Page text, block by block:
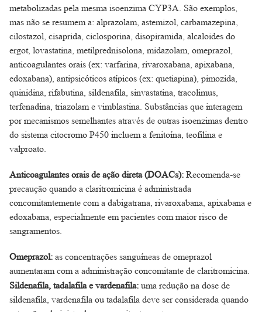
metabolizadas pela mesma isoenzima CYP3A. São exemplos,
mas não se resumem a: alprazolam, astemizol, carbamazepina,
cilostazol, cisaprida, ciclosporina, disopiramida, alcaloides do
ergot, lovastatina, metilprednisolona, midazolam, omeprazol,
anticoagulantes orais (ex: varfarina, rivaroxabana, apixabana,
edoxabana), antipsicóticos atípicos (ex: quetiapina), pimozida,
quinidina, rifabutina, sildenafila, sinvastatina, tracolimus,
terfenadina, triazolam e vimblastina. Substâncias que interagem
por mecanismos semelhantes através de outras isoenzimas dentro
do sistema citocromo P450 incluem a fenitoína, teofilina e
valproato.
Anticoagulantes orais de ação direta (DOACs): Recomenda-se
precaução quando a claritromicina é administrada
concomitantemente com a dabigatrana, rivaroxabana, apixabana e
edoxabana, especialmente em pacientes com maior risco de
sangramentos.
Omeprazol: as concentrações sanguíneas de omeprazol
aumentaram com a administração concomitante de claritromicina.
Sildenafila, tadalafila e vardenafila: uma redução na dose de
sildenafila, vardenafila ou tadalafila deve ser considerada quando